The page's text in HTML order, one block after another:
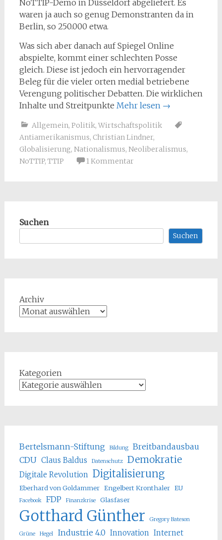
NoTTIP-Demo in Düsseldorf abgeliefert. Es
waren ja auch so genug Demonstranten da in
Berlin, so 250.000 etwa.
Was sich aber danach auf Spiegel Online
abspielte, kommt einer schlechten Posse
gleich. Diese ist jedoch ein hervorragender
Beleg für die vieler orten medial betriebene
Verengung politischer Debatten. Die wirklichen
Inhalte und Streitpunkte Mehr lesen →
Allgemein, Politik, Wirtschaftspolitik
Antiamerikanismus, Christian Lindner,
Globalisierung, Nationalismus, Neoliberalismus,
NoTTIP, TTIP 1 Kommentar
Suchen
Suchen
Archiv
Kategorien
Bertelsmann-Stiftung Bildung
Breitbandausbau
CDU Claus Baldus Datenschutz Demokratie
Digitale Revolution Digitalisierung
Eberhard von Goldammer Engelbert Kronthaler EU
Facebook FDP Finanzkrise Glasfaser
Gotthard Günther Gregory Bateson
Grüne Hegel Industrie 4.0 Innovation Internet